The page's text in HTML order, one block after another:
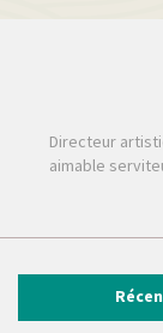
Directeur
aimable